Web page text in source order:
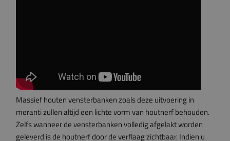
Massief houten vensterbanken zoals deze uitvoering in
meranti zullen altijd een lichte vorm van houtnerf behouden.
Zelfs wanneer de vensterbanken volledig afgelakt worden
geleverd is de houtnerf door de verflaag zichtbaar. Indien u